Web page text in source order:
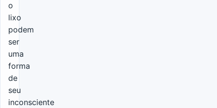
o
lixo
podem
ser
uma
forma
de
seu
inconsciente